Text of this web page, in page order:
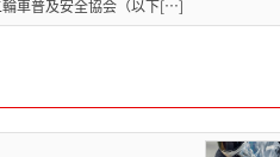
輪車普及安全協会（以下[…]